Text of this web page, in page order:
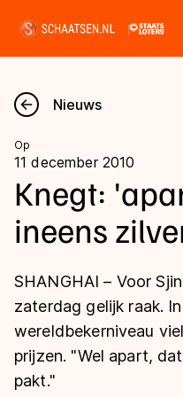
Nieuws
Kalender
Disciplines
Langebaan
Shorttrack
Inlineskaten
Uitslagen
Langebaan
Shorttrack
Marathon
Tijden & historie
Ranglijsten Langebaan
Nieuws
Op
11 december 2010
Knegt:
ineens
SHANGHAI – Voor
zaterdag gelijk raak.
wereldbekerniveau
prijzen. "Wel apart,
pakt."